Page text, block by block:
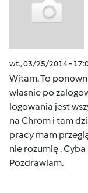
wt., 03/25/2014 -
Witam. To
własnie po
logowania jest
na Chrom i tam
pracy mam
nie rozumię .
Pozdrawiam.